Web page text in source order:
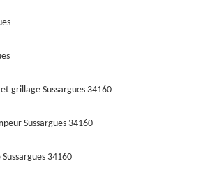
grillage Sussargues 34160
Sussargues 34160
34160